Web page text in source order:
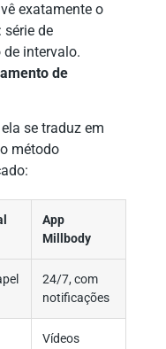
exatamente o
série de
intervalo.
de
se traduz em
método
App
Millbody
24/7, com
notificações
Vídeos